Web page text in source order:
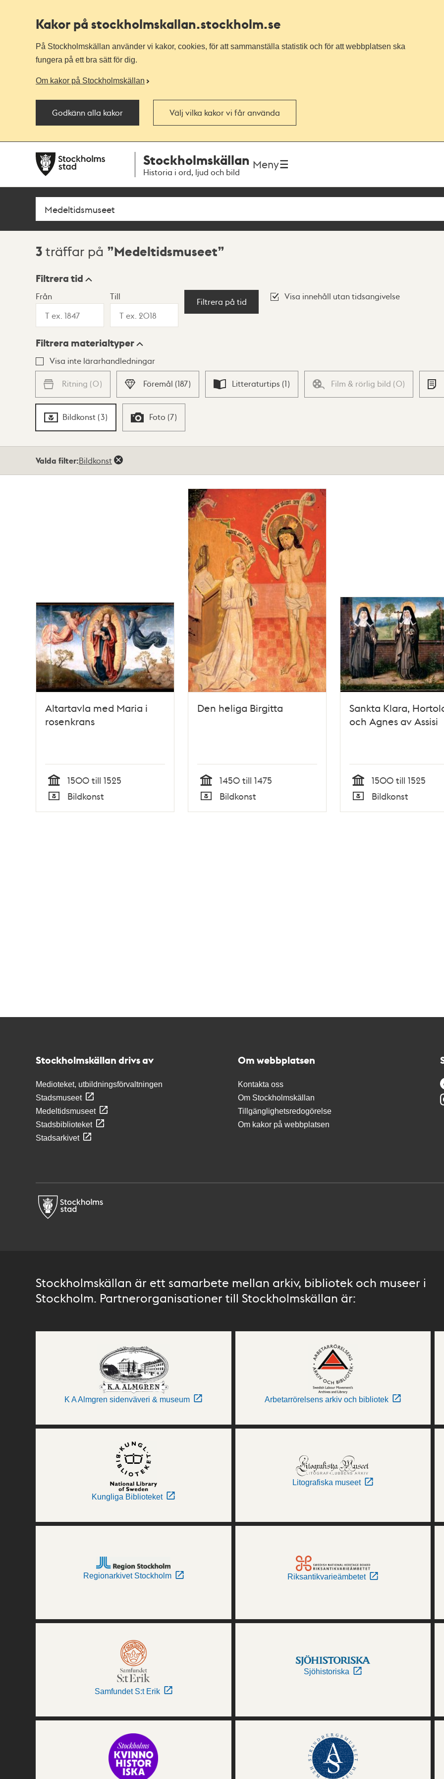
Kakor på stockholmskallan.stockholm.se
På Stockholmskällan använder vi kakor, cookies, för att sammanställa statistik och för att webbplatsen ska
fungera på ett bra sätt för dig.
Om kakor på Stockholmskällan
Godkänn alla kakor Välj vilka kakor vi får använda
navigationen
huvudinnehållet
Stockholmskällan
Historia i ord, ljud och bild
Meny
Sök
Sökresultat
3 träffar på Medeltidsmuseet
Visningsläge
Lista Karta
Filtrera tid
Från Till
Filtrera på tid
Visa innehåll utan tidsangivelse
Filtrera materialtyper
Visa inte lärarhandledningar
Ritning (0) Föremål (187) Litteraturtips (1) Film & rörlig bild (0)
Bildkonst (3) Foto (7)
Valda filter:Bildkonst
Altartavla med Maria i
rosenkrans
Tid
1500 till 1525
Typ
Bildkonst
Den heliga Birgitta
Tid
1450 till 1475
Typ
Bildkonst
Sankta Klara,
och Agnes av Assisi
Tid
1500 till 1525
Typ
Bildkonst
Stockholmskällan drivs av
Medioteket, utbildningsförvaltningen
Stadsmuseet
Medeltidsmuseet
Stadsbiblioteket
Stadsarkivet
Om webbplatsen
Kontakta oss
Om Stockholmskällan
Tillgänglighetsredogörelse
Om kakor på webbplatsen
Stockholmskällan är ett samarbete mellan arkiv, bibliotek och museer i
Stockholm. Partnerorganisationer till Stockholmskällan är:
K A Almgren sidenväveri & museum Arbetarrörelsens arkiv och bibliotek
Kungliga Biblioteket
Litografiska museet
Regionarkivet Stockholm Riksantikvarieämbetet
Samfundet S:t Erik
Sjöhistoriska